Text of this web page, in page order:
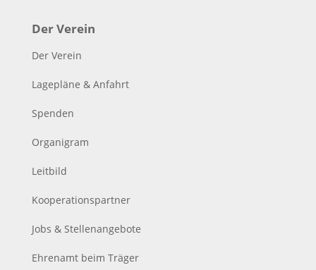
Der Verein
Der Verein
Lagepläne & Anfahrt
Spenden
Organigram
Leitbild
Kooperationspartner
Jobs & Stellenangebote
Ehrenamt beim Träger